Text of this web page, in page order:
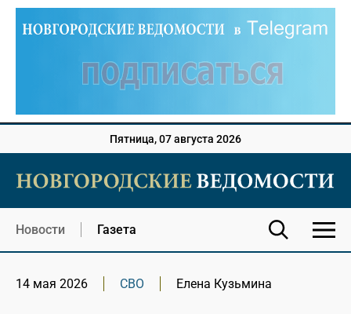
Пятница, 07 августа 2026
Новости Газета
14 мая 2026 СВО Елена Кузьмина